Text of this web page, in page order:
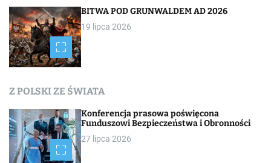
i
s
a
BITWA POD GRUNWALDEM AD 2026
19 lipca 2026
Z POLSKI ZE ŚWIATA
Konferencja prasowa poświęcona
Funduszowi Bezpieczeństwa i Obronności
27 lipca 2026